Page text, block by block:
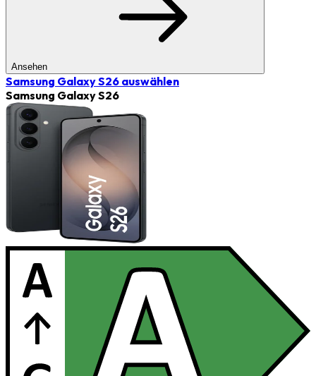
Ansehen
Samsung Galaxy S26 auswählen
Samsung Galaxy S26